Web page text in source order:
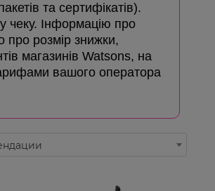
та сертифікатів).
чеку. Інформацію про
про розмір знижки,
магазинів Watsons, на
вашого оператора